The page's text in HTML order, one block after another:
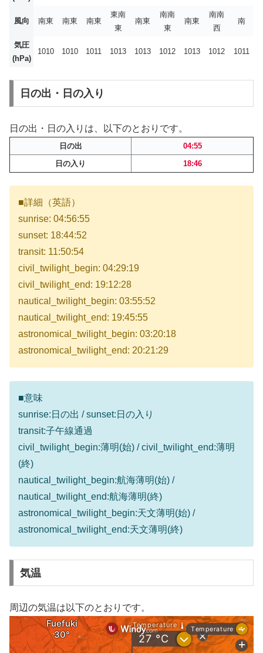
風向 南東 南東 南東
東南
東
南東
南南
東
南東
南南
西
南
気圧
(hPa)
1010 1010 1011 1013 1013 1012 1013 1012 1011
日の出・日の入り
日の出・日の入りは、以下のとおりです。
日の出
04:55
日の入り
18:46
■詳細（英語）
sunrise: 04:56:55
sunset: 18:44:52
transit: 11:50:54
civil_twilight_begin: 04:29:19
civil_twilight_end: 19:12:28
nautical_twilight_begin: 03:55:52
nautical_twilight_end: 19:45:55
astronomical_twilight_begin: 03:20:18
astronomical_twilight_end: 20:21:29
■意味
sunrise:日の出 / sunset:日の入り
transit:子午線通過
civil_twilight_begin:薄明(始) / civil_twilight_end:薄明
(終)
nautical_twilight_begin:航海薄明(始) /
nautical_twilight_end:航海薄明(終)
astronomical_twilight_begin:天文薄明(始) /
astronomical_twilight_end:天文薄明(終)
気温
周辺の気温は以下のとおりです。